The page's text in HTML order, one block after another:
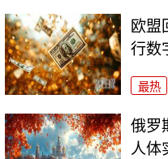
欧盟
行数
最热
俄罗
人体